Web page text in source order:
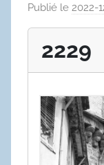
Publié le 2022-
2229